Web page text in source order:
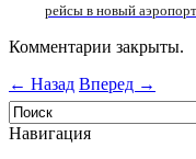
рейсы в новый аэропорт
Комментарии закрыты.
← Назад Вперед →
Навигация